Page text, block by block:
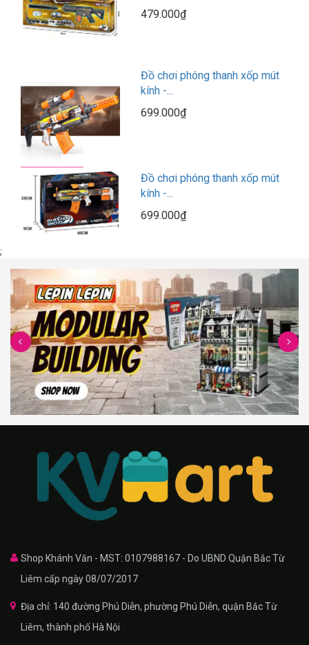
479.000₫
Đồ chơi phóng thanh xốp mút
kính -...
699.000₫
Đồ chơi phóng thanh xốp mút
kính -...
699.000₫
;
Shop Khánh Văn - MST: 0107988167 - Do UBND Quận Bắc Từ
Liêm cấp ngày 08/07/2017
Địa chỉ: 140 đường Phú Diễn, phường Phú Diễn, quận Bắc Từ
Liêm, thành phố Hà Nội